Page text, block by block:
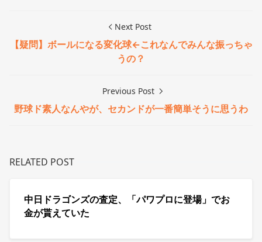
Next Post
【疑問】ボールになる変化球←これなんでみんな振っちゃ
うの？
Previous Post
野球ド素人なんやが、セカンドが一番簡単そうに思うわ
RELATED POST
中日ドラゴンズの査定、「パワプロに登場」でお
金が貰えていた